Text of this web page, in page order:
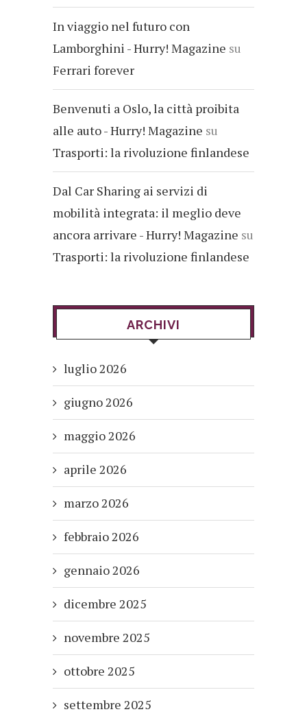
In viaggio nel futuro con
Lamborghini - Hurry! Magazine su
Ferrari forever
Benvenuti a Oslo, la città proibita
alle auto - Hurry! Magazine su
Trasporti: la rivoluzione finlandese
Dal Car Sharing ai servizi di
mobilità integrata: il meglio deve
ancora arrivare - Hurry! Magazine su
Trasporti: la rivoluzione finlandese
ARCHIVI
luglio 2026
giugno 2026
maggio 2026
aprile 2026
marzo 2026
febbraio 2026
gennaio 2026
dicembre 2025
novembre 2025
ottobre 2025
settembre 2025